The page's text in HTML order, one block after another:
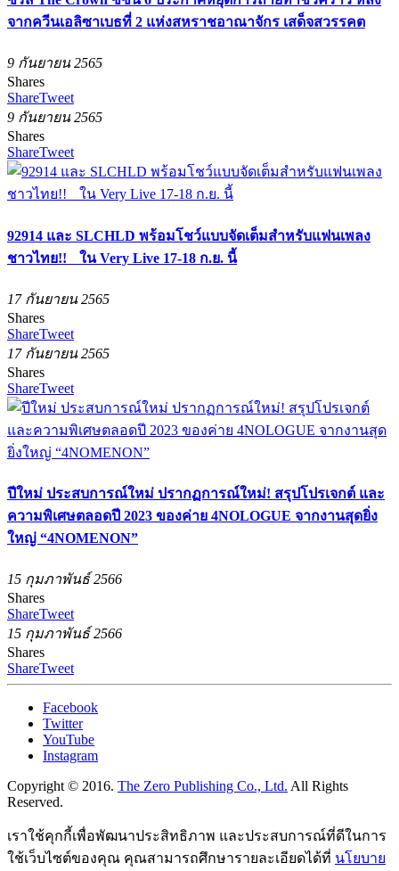
จากควีนเอลิซาเบธที่ 2 แห่งสหราชอาณาจักร เสด็จสวรรคต
9 กันยายน 2565
Shares
ShareTweet
9 กันยายน 2565
Shares
ShareTweet
92914 และ SLCHLD พร้อมโชว์แบบจัดเต็มสำหรับแฟนเพลง
ชาวไทย!! ใน Very Live 17-18 ก.ย. นี้
17 กันยายน 2565
Shares
ShareTweet
17 กันยายน 2565
Shares
ShareTweet
ปีใหม่ ประสบการณ์ใหม่ ปรากฏการณ์ใหม่! สรุปโปรเจกต์ และ
ความพิเศษตลอดปี 2023 ของค่าย 4NOLOGUE จากงานสุดยิ่ง
ใหญ่ “4NOMENON”
15 กุมภาพันธ์ 2566
Shares
ShareTweet
15 กุมภาพันธ์ 2566
Shares
ShareTweet
Facebook
Twitter
YouTube
Instagram
Copyright © 2016. The Zero Publishing Co., Ltd. All Rights
Reserved.
เราใช้คุกกี้เพื่อพัฒนาประสิทธิภาพ และประสบการณ์ที่ดีในการ
ใช้เว็บไซต์ของคุณ คุณสามารถศึกษารายละเอียดได้ที่ นโยบาย